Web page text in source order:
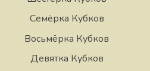
Семёрка Кубков
Восьмёрка Кубков
Девятка Кубков